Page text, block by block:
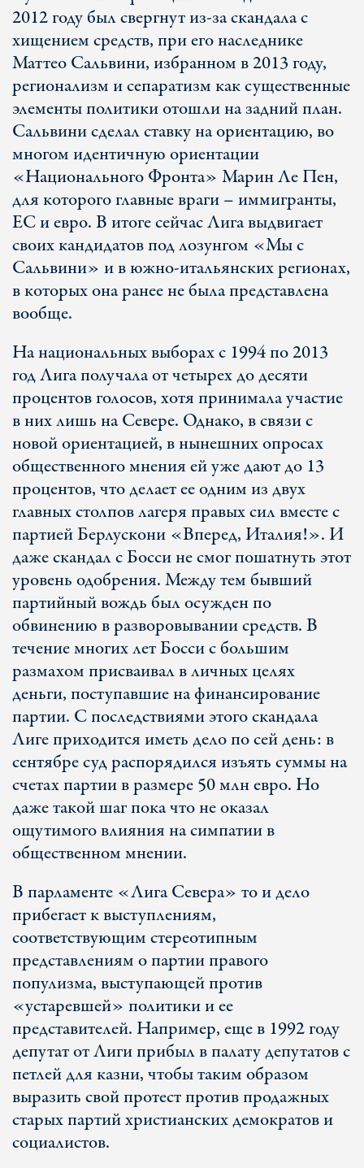
2012 году был свергнут из-за скандала с
хищением средств, при его наследнике
Маттео Сальвини, избранном в 2013 году,
регионализм и сепаратизм как существенные
элементы политики отошли на задний план.
Сальвини сделал ставку на ориентацию, во
многом идентичную ориентации
«Национального Фронта» Марин Ле Пен,
для которого главные враги – иммигранты,
ЕС и евро. В итоге сейчас Лига выдвигает
своих кандидатов под лозунгом «Мы с
Сальвини» и в южно-итальянских регионах,
в которых она ранее не была представлена
вообще.
На национальных выборах с 1994 по 2013
год Лига получала от четырех до десяти
процентов голосов, хотя принимала участие
в них лишь на Севере. Однако, в связи с
новой ориентацией, в нынешних опросах
общественного мнения ей уже дают до 13
процентов, что делает ее одним из двух
главных столпов лагеря правых сил вместе с
партией Берлускони «Вперед, Италия!». И
даже скандал с Босси не смог пошатнуть этот
уровень одобрения. Между тем бывший
партийный вождь был осужден по
обвинению в разворовывании средств. В
течение многих лет Босси с большим
размахом присваивал в личных целях
деньги, поступавшие на финансирование
партии. С последствиями этого скандала
Лиге приходится иметь дело по сей день: в
сентябре суд распорядился изъять суммы на
счетах партии в размере 50 млн евро. Но
даже такой шаг пока что не оказал
ощутимого влияния на симпатии в
общественном мнении.
В парламенте «Лига Севера» то и дело
прибегает к выступлениям,
соответствующим стереотипным
представлениям о партии правого
популизма, выступающей против
«устаревшей» политики и ее
представителей. Например, еще в 1992 году
депутат от Лиги прибыл в палату депутатов с
петлей для казни, чтобы таким образом
выразить свой протест против продажных
старых партий христианских демократов и
социалистов.